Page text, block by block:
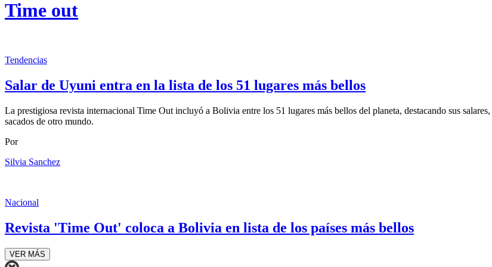
Time out
Tendencias
Salar de Uyuni entra en la lista de los 51 lugares más bellos
La prestigiosa revista internacional Time Out incluyó a Bolivia entre los 51 lugares más bellos del planeta, destacando sus
sacados de otro mundo.
Por
Silvia Sanchez
Nacional
Revista 'Time Out' coloca a Bolivia en lista de los países más bellos
VER MÁS